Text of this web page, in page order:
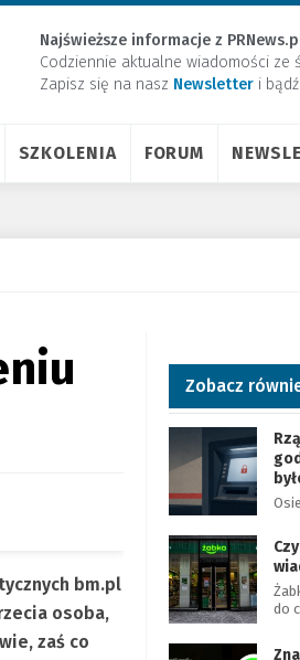
Najświeższe informacje z
Codziennie aktualne wiadomości ze
Zapisz się na nasz Newsletter ​i
SZKOLENIA FORUM
bm.pl
osoba,
zaś co
Zobacz
do